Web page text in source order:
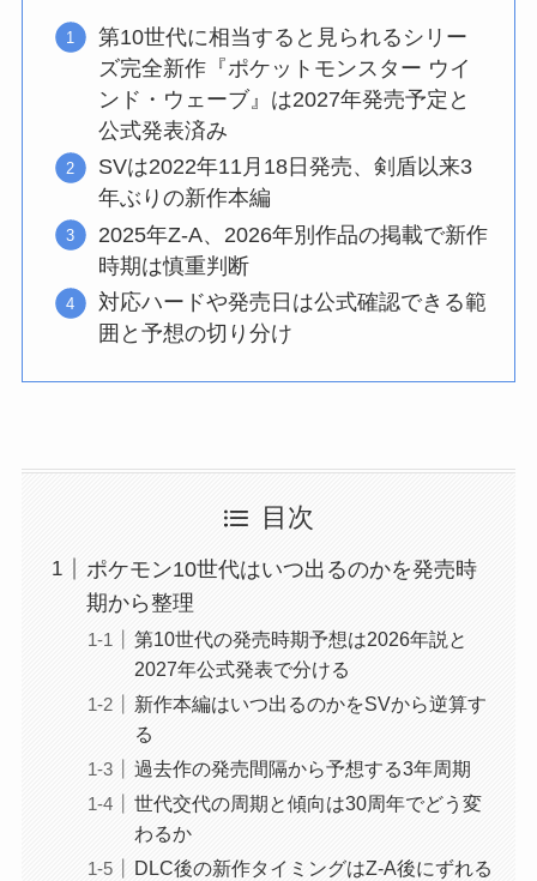
第10世代に相当すると見られるシリー
ズ完全新作『ポケットモンスター ウイ
ンド・ウェーブ』は2027年発売予定と
公式発表済み
SVは2022年11月18日発売、剣盾以来3
年ぶりの新作本編
2025年Z-A、2026年別作品の掲載で新作
時期は慎重判断
対応ハードや発売日は公式確認できる範
囲と予想の切り分け
目次
ポケモン10世代はいつ出るのかを発売時
期から整理
第10世代の発売時期予想は2026年説と
2027年公式発表で分ける
新作本編はいつ出るのかをSVから逆算す
る
過去作の発売間隔から予想する3年周期
世代交代の周期と傾向は30周年でどう変
わるか
DLC後の新作タイミングはZ-A後にずれる